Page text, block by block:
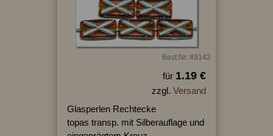
Best.Nr.:49142
für 1.19 €
zzgl. Versand
Glasperlen Rechtecke
topas transp. mit Silberauflage und